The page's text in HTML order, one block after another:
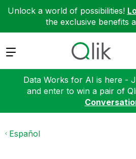
Unlock a world of possibilities!
the exclusive benefits
Expand
Data Works for AI is here -
and enter to win a pair of
Español